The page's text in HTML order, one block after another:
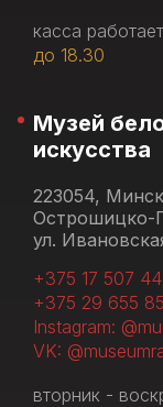
касса
до 18.30
Музей
искусства
223054,
Острошицко-
ул.
+375 17 507
+375 29 655
Instagram:
VK:
вторник -